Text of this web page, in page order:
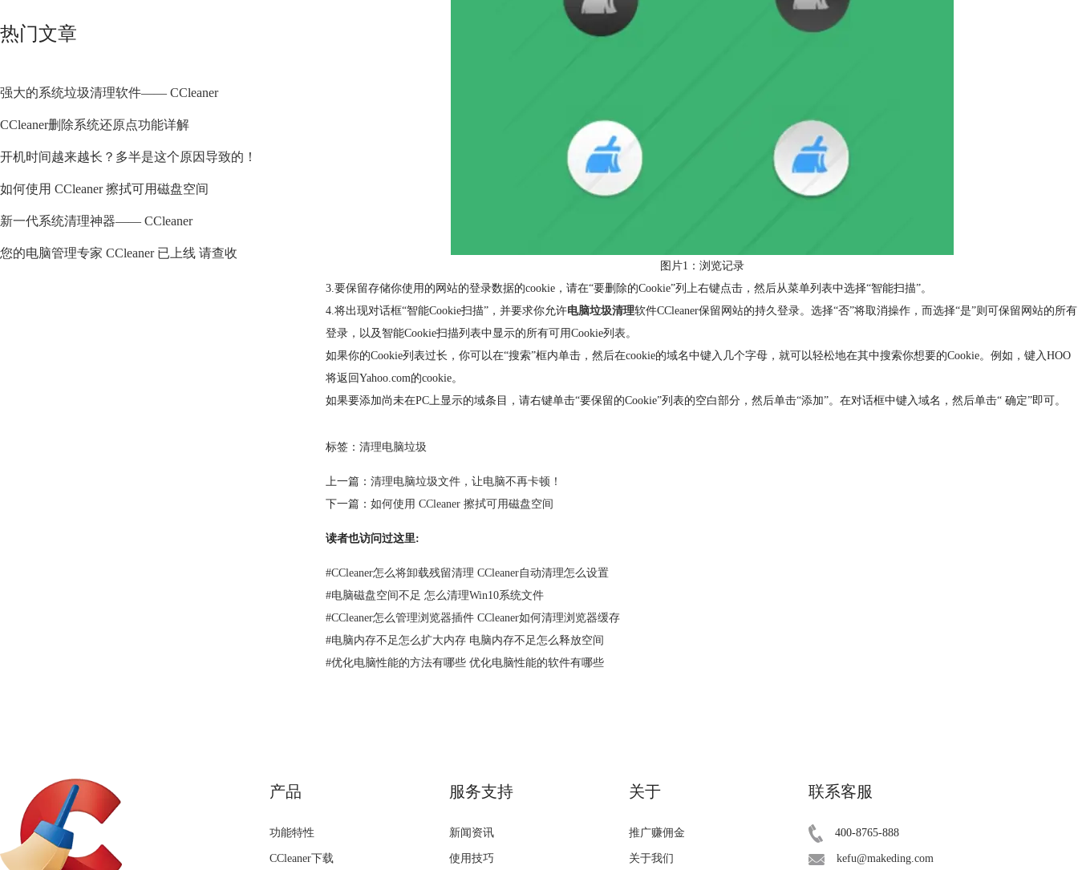
热门文章
强大的系统垃圾清理软件—— CCleaner
CCleaner删除系统还原点功能详解
开机时间越来越长？多半是这个原因导致的！
如何使用 CCleaner 擦拭可用磁盘空间
新一代系统清理神器—— CCleaner
您的电脑管理专家 CCleaner 已上线 请查收
图片1：浏览记录
3.要保留存储你使用的网站的登录数据的cookie，请在“要删除的Cookie”列上右键点击，然后从菜单列表中选择“智能扫描”。
4.将出现对话框“智能Cookie扫描”，并要求你允许电脑垃圾清理软件CCleaner保留网站的持久登录。选择“否”将取消操作，而选择“是”则可保留网站的所有
登录，以及智能Cookie扫描列表中显示的所有可用Cookie列表。
如果你的Cookie列表过长，你可以在“搜索”框内单击，然后在cookie的域名中键入几个字母，就可以轻松地在其中搜索你想要的Cookie。例如，键入HOO
将返回Yahoo.com的cookie。
如果要添加尚未在PC上显示的域条目，请右键单击“要保留的Cookie”列表的空白部分，然后单击“添加”。在对话框中键入域名，然后单击“ 确定”即可。
标签： 清理电脑垃圾
上一篇： 清理电脑垃圾文件，让电脑不再卡顿！
下一篇： 如何使用 CCleaner 擦拭可用磁盘空间
读者也访问过这里:
#CCleaner怎么将卸载残留清理 CCleaner自动清理怎么设置
#电脑磁盘空间不足 怎么清理Win10系统文件
#CCleaner怎么管理浏览器插件 CCleaner如何清理浏览器缓存
#电脑内存不足怎么扩大内存 电脑内存不足怎么释放空间
#优化电脑性能的方法有哪些 优化电脑性能的软件有哪些
产品
功能特性
CCleaner下载
服务支持
新闻资讯
使用技巧
关于
推广赚佣金
关于我们
联系客服
400-8765-888
kefu@makeding.com